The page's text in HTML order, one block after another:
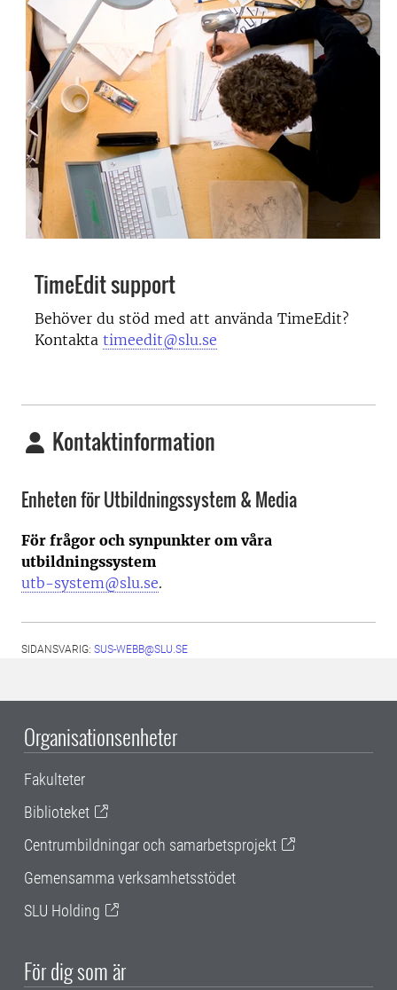
TimeEdit support
Behöver du stöd med att använda TimeEdit?
Kontakta timeedit@slu.se
Kontaktinformation
Enheten för Utbildningssystem & Media
För frågor och synpunkter om våra
utbildningssystem
utb-system@slu.se.
SIDANSVARIG: SUS-WEBB@SLU.SE
Organisationsenheter
Fakulteter
Biblioteket
Centrumbildningar och samarbetsprojekt
Gemensamma verksamhetsstödet
SLU Holding
För dig som är